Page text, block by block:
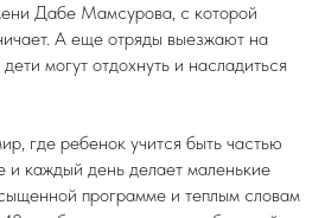
Дабе Мамсурова, с которой
А еще отряды выезжают на
могут отдохнуть и насладиться
где ребенок учится быть частью
и каждый день делает маленькие
программе и теплым словам